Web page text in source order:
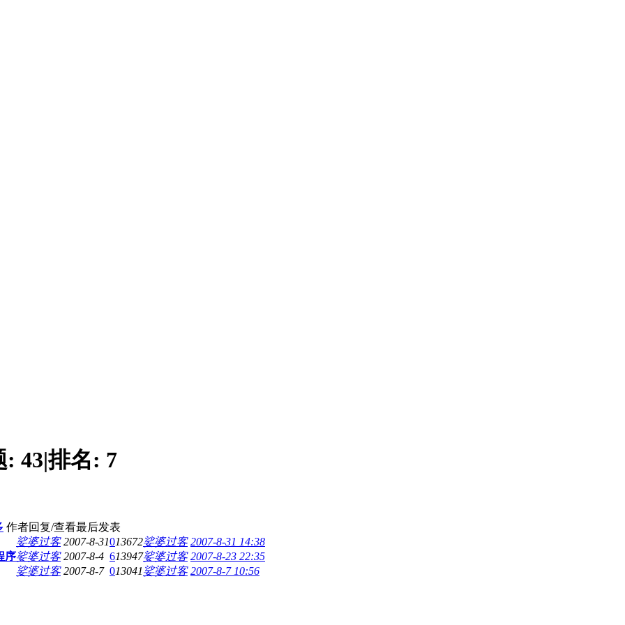
: 43|排名: 7
作者回复/查看最后发表
娑婆过客 2007-8-31013672娑婆过客 2007-8-31 14:38
序娑婆过客 2007-8-4 613947娑婆过客 2007-8-23 22:35
娑婆过客 2007-8-7 013041娑婆过客 2007-8-7 10:56